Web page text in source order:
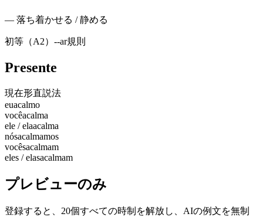
— 落ち着かせる / 静める
初等（A2） --ar規則
Presente
現在形直説法
euacalmo
vocêacalma
ele / elaacalma
nósacalmamos
vocêsacalmam
eles / elasacalmam
プレビューのみ
登録すると、20個すべての時制を解放し、AIの例文を無制